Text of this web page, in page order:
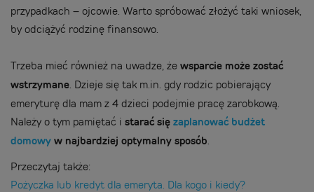
przypadkach – ojcowie. Warto spróbować złożyć taki wniosek,
by odciążyć rodzinę finansowo.
Trzeba mieć również na uwadze, że wsparcie może zostać
wstrzymane. Dzieje się tak m.in. gdy rodzic pobierający
emeryturę dla mam z 4 dzieci podejmie pracę zarobkową.
Należy o tym pamiętać i starać się zaplanować budżet
domowy w najbardziej optymalny sposób.
Przeczytaj także:
Pożyczka lub kredyt dla emeryta. Dla kogo i kiedy?